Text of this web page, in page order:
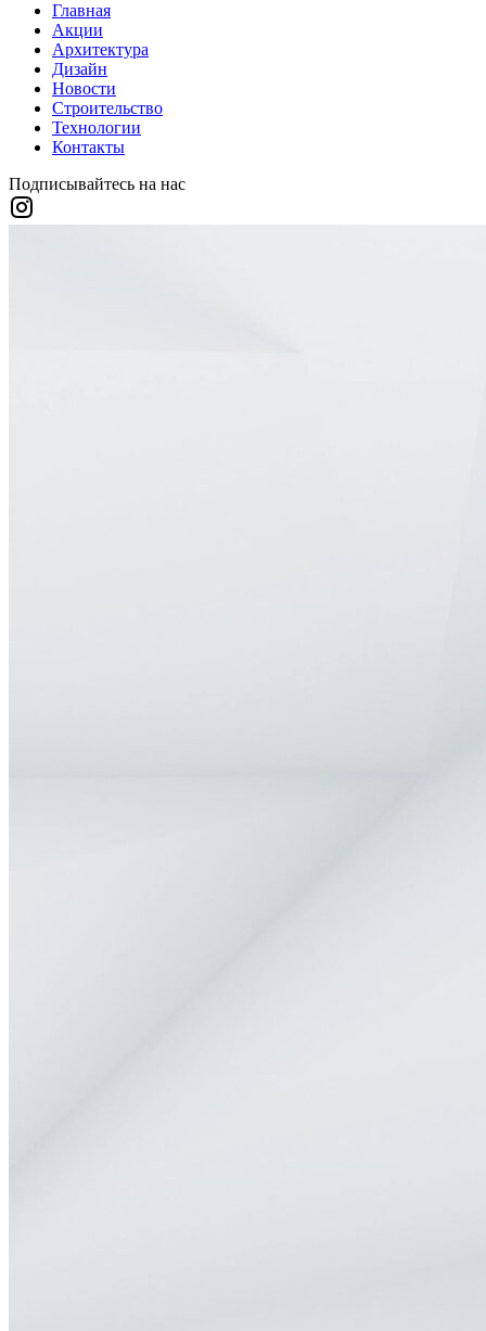
Главная
Акции
Архитектура
Дизайн
Новости
Строительство
Технологии
Контакты
Подписывайтесь на нас